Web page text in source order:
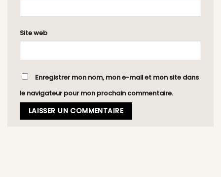
Site web
Enregistrer mon nom, mon e-mail et mon site dans
le navigateur pour mon prochain commentaire.